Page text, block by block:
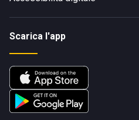
Scarica l'app